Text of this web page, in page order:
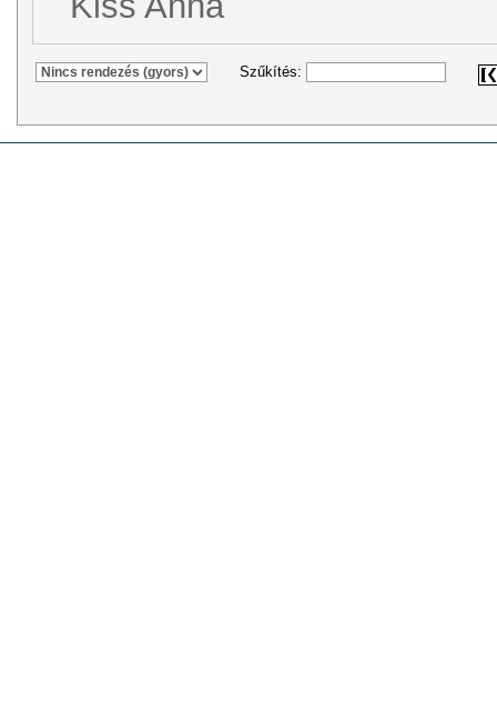
Szűkítés: